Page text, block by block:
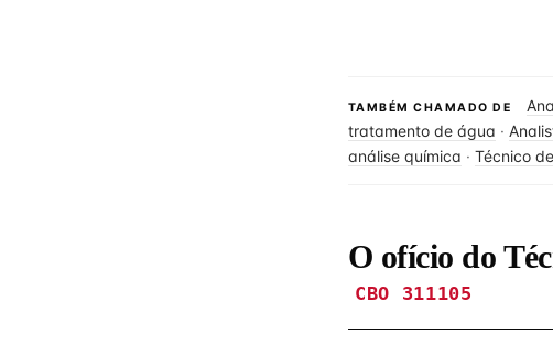
TAMBÉM CHAMADO DE
tratamento de água ·
análise química · Técnico
O ofício do
CBO 311105